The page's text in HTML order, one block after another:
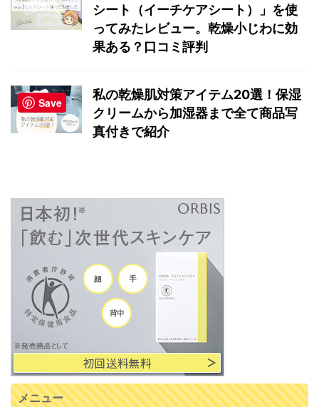
シート（イーチケアシート）」を使
ってみたレビュー。乾燥小じわに効
果ある？口コミ評判
私の乾燥肌対策アイテム20選！保湿
クリームから加湿器まで全て商品写
真付きで紹介
メニュー
Save